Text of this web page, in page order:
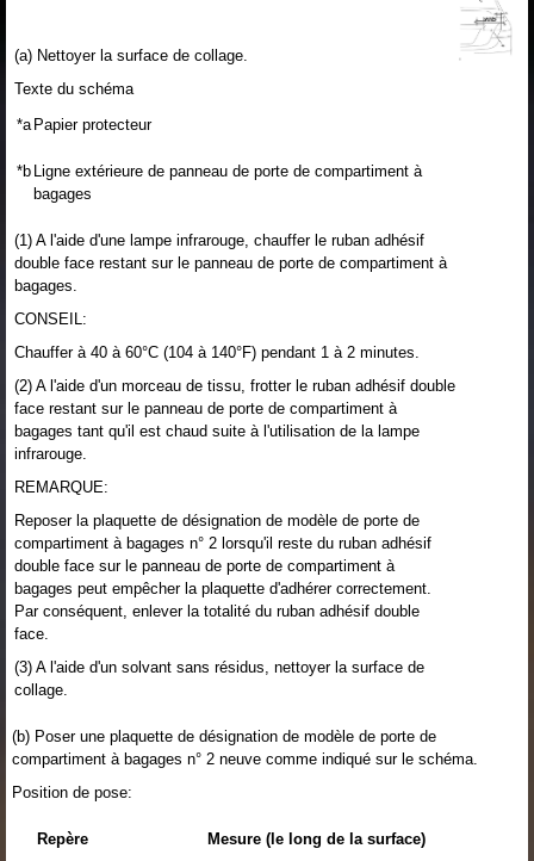
(a) Nettoyer la surface de collage.
Texte du schéma
*a Papier protecteur
*b Ligne extérieure de panneau de porte de compartiment à
bagages
(1) A l'aide d'une lampe infrarouge, chauffer le ruban adhésif
double face restant sur le panneau de porte de compartiment à
bagages.
CONSEIL:
Chauffer à 40 à 60°C (104 à 140°F) pendant 1 à 2 minutes.
(2) A l'aide d'un morceau de tissu, frotter le ruban adhésif double
face restant sur le panneau de porte de compartiment à
bagages tant qu'il est chaud suite à l'utilisation de la lampe
infrarouge.
REMARQUE:
Reposer la plaquette de désignation de modèle de porte de
compartiment à bagages n° 2 lorsqu'il reste du ruban adhésif
double face sur le panneau de porte de compartiment à
bagages peut empêcher la plaquette d'adhérer correctement.
Par conséquent, enlever la totalité du ruban adhésif double
face.
(3) A l'aide d'un solvant sans résidus, nettoyer la surface de
collage.
(b) Poser une plaquette de désignation de modèle de porte de
compartiment à bagages n° 2 neuve comme indiqué sur le schéma.
Position de pose:
Repère Mesure (le long de la surface)